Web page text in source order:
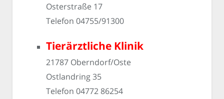
Osterstraße 17
Telefon 04755/91300
Tierärztliche Klinik
21787 Oberndorf/Oste
Ostlandring 35
Telefon 04772 86254